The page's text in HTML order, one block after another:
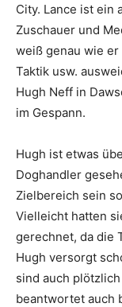
City. Lance ist ein
Zuschauer und
weiß genau wie
Taktik usw.
Hugh Neff in
im Gespann.
Hugh ist etwas
Doghandler
Zielbereich sein
Vielleicht hatten
gerechnet, da die
Hugh versorgt
sind auch
beantwortet auch